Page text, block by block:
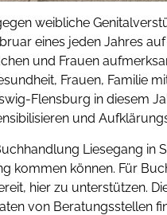
weibliche
eines jeden Jahres
und Frauen
Frauen, Familie
Flensburg in diesem
und
Liesegang in
kommen können. Für
hier zu unterstützen.
von Beratungsstellen